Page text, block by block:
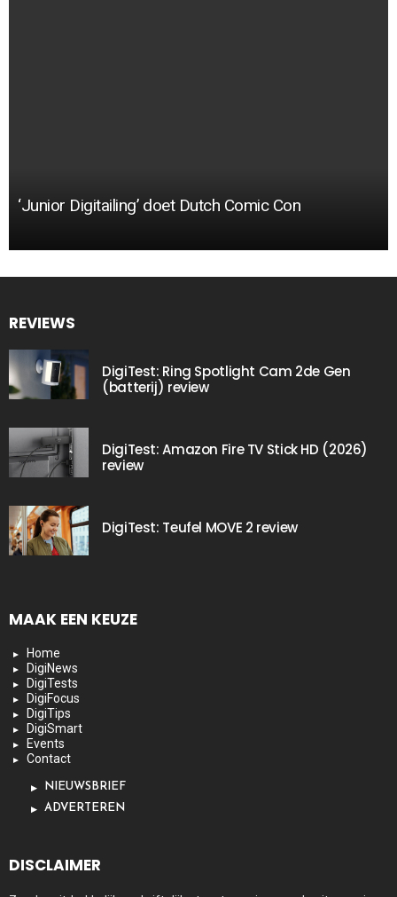
‘Junior Digitailing’ doet Dutch Comic Con
REVIEWS
DigiTest: Ring Spotlight Cam 2de Gen
(batterij) review
DigiTest: Amazon Fire TV Stick HD (2026)
review
DigiTest: Teufel MOVE 2 review
MAAK EEN KEUZE
Home
DigiNews
DigiTests
DigiFocus
DigiTips
DigiSmart
Events
Contact
NIEUWSBRIEF
ADVERTEREN
DISCLAIMER